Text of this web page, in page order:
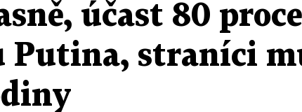
účast 80
Putina, straníci